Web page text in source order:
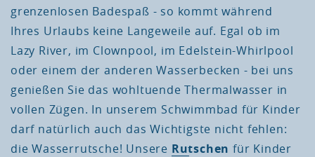
grenzenlosen Badespaß - so kommt während
Ihres Urlaubs keine Langeweile auf. Egal ob im
Lazy River, im Clownpool, im Edelstein-Whirlpool
oder einem der anderen Wasserbecken - bei uns
genießen Sie das wohltuende Thermalwasser in
vollen Zügen. In unserem Schwimmbad für Kinder
darf natürlich auch das Wichtigste nicht fehlen:
die Wasserrutsche! Unsere Rutschen für Kinder